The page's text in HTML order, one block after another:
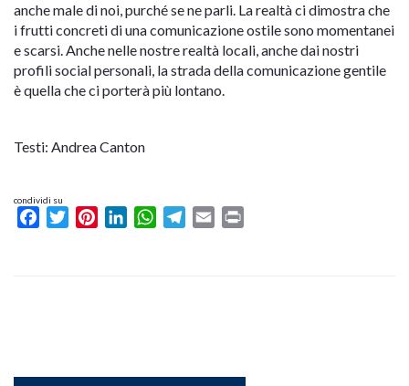
anche male di noi, purché se ne parli. La realtà ci dimostra che
i frutti concreti di una comunicazione ostile sono momentanei
e scarsi. Anche nelle nostre realtà locali, anche dai nostri
profili social personali, la strada della comunicazione gentile
è quella che ci porterà più lontano.
Testi: Andrea Canton
condividi su
FacebookTwitterPinterestLinkedInWhatsAppTelegram
Email